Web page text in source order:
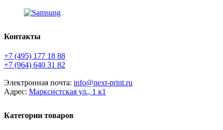
Контакты
+7 (495) 177 18 88
+7 (964) 640 31 82
Электронная почта: info@next-print.ru
Адрес: Марксистская ул., 1 к1
Категории товаров